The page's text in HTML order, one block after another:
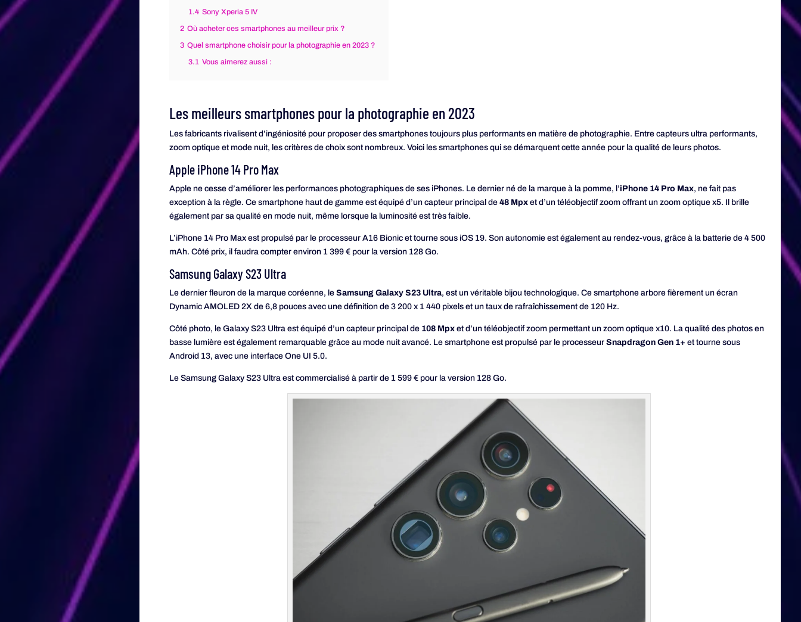
1.4 Sony Xperia 5 IV
2 Où acheter ces smartphones au meilleur prix ?
3 Quel smartphone choisir pour la photographie en 2023 ?
3.1 Vous aimerez aussi :
Les meilleurs smartphones pour la photographie en 2023
Les fabricants rivalisent d’ingéniosité pour proposer des smartphones toujours plus performants en matière de photographie. Entre capteurs ultra performants,
zoom optique et mode nuit, les critères de choix sont nombreux. Voici les smartphones qui se démarquent cette année pour la qualité de leurs photos.
Apple iPhone 14 Pro Max
Apple ne cesse d’améliorer les performances photographiques de ses iPhones. Le dernier né de la marque à la pomme, l’iPhone 14 Pro Max, ne fait pas
exception à la règle. Ce smartphone haut de gamme est équipé d’un capteur principal de48 Mpx et d’un téléobjectif zoom offrant un zoom optique x5. Il brille
également par sa qualité en mode nuit, même lorsque la luminosité est très faible.
L’iPhone 14 Pro Max est propulsé par le processeur A16 Bionic et tourne sous iOS 19. Son autonomie est également au rendez-vous, grâce à la batterie de 4 500
mAh. Côté prix, il faudra compter environ 1 399 € pour la version 128 Go.
Samsung Galaxy S23 Ultra
Le dernier fleuron de la marque coréenne, leSamsung Galaxy S23 Ultra, est un véritable bijou technologique. Ce smartphone arbore fièrement un écran
Dynamic AMOLED 2X de 6,8 pouces avec une définition de 3 200 x 1 440 pixels et un taux de rafraîchissement de 120 Hz.
Côté photo, le Galaxy S23 Ultra est équipé d’un capteur principal de 108 Mpx et d’un téléobjectif zoom permettant un zoom optique x10. La qualité des photos en
basse lumière est également remarquable grâce au mode nuit avancé. Le smartphone est propulsé par le processeurSnapdragon Gen 1+ et tourne sous
Android 13, avec une interface One UI 5.0.
Le Samsung Galaxy S23 Ultra est commercialisé à partir de 1 599 € pour la version 128 Go.